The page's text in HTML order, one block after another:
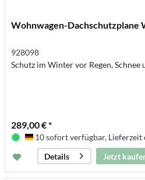
Wohnwagen-Dachschutzplane
928098
Schutz im Winter vor Regen,
289,00 € *
Deutschland
10 sofort verfügbar, Lieferzeit
Details
Jetzt